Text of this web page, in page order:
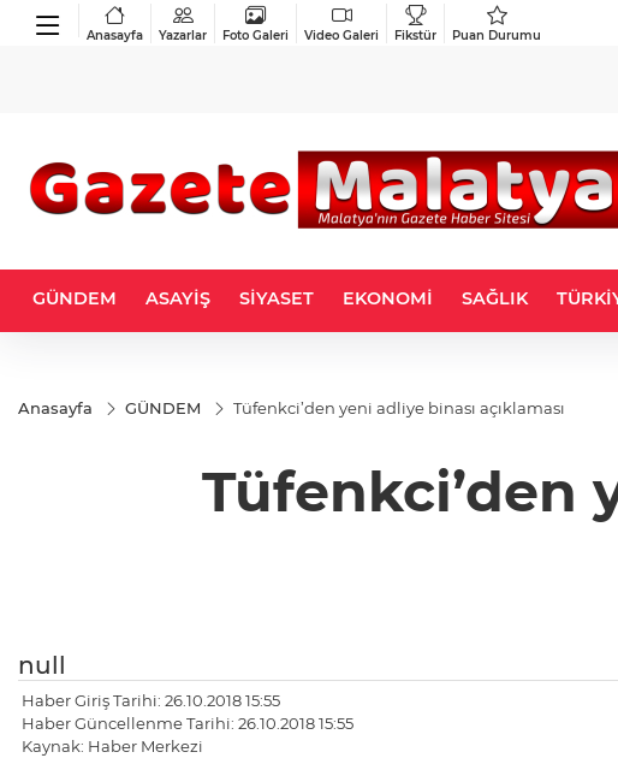
Anasayfa Yazarlar Foto Galeri Video Galeri Fikstür Puan Durumu
GÜNDEM ASAYİŞ SİYASET EKONOMİ SAĞLIK
Anasayfa GÜNDEM Tüfenkci’den yeni adliye binası açıklaması
Tüfenkci’den
null
Haber Giriş Tarihi: 26.10.2018 15:55
Haber Güncellenme Tarihi: 26.10.2018 15:55
Kaynak: Haber Merkezi